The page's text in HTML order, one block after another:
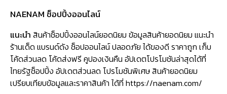
NAENAM ช็อปปิ้งออนไลน์
แนะนำ สินค้าช็อปปิ้งออนไลน์ยอดนิยม ข้อมูลสินค้ายอดนิยม แนะนำ
ร้านเด็ด แบรนด์ดัง ช็อปออนไลน์ ปลอดภัย ได้ของดี ราคาถูก เก็บ
โค้ดส่วนลด โค้ดส่งฟรี คูปองเงินคืน อัปเดตโปรโมชันล่าสุดได้ที่
ไทยรัฐช็อปปิ้ง อัปเดตส่วนลด โปรโมชันพิเศษ สินค้ายอดนิยม
เปรียบเทียบข้อมูลและราคาสินค้า ได้ที่ https://naenam.com/